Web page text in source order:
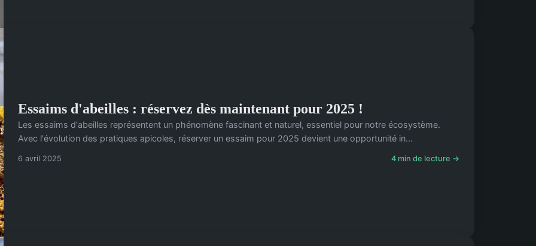
Essaims d'abeilles : réservez dès maintenant pour 2025 !
Les essaims d'abeilles représentent un phénomène fascinant et naturel, essentiel pour notre écosystème.
Avec l'évolution des pratiques apicoles, réserver un essaim pour 2025 devient une opportunité in...
6 avril 2025 4 min de lecture →